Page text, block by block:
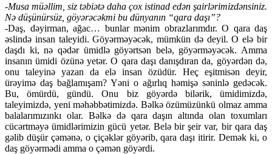
-Musa müəllim, siz təbiətə daha çox istinad edən şairlərimizdənsiniz.
Nə düşünürsüz, göyərəcəkmi bu dünyanın “qara daşı”?
-Daş, dəyirman, ağac… bunlar mənim obrazlarımdır. O qara daş
əslində insan taleyidi. Göyərməyəcək, mümkün də deyil. O elə bir
daşdı ki, nə qədər ümidlə göyərtsən belə, göyərməyəcək. Amma
insanın ümidi özünə yetər. O qara daşı danışdıran da, göyərdən də,
onu taleyinə yazan da elə insan özüdür. Heç eşitmisən deyir,
ürəyimə daş bağlamışam? Yəni o ağırlıq həmişə səninlə gedəcək.
Bu, ömürdü, gündü. Onu biz göyərdə bilərik, ümidimizdə,
taleyimizdə, yeni məhəbbətimizdə. Bəlkə özümüzünkü olmaz amma
balalarımızınkı olar. Bəlkə də qara daşın altında olan toxumları
cücərtməyə ümidlərimizin gücü yetər. Belə bir şeir var, bir qara daş
gəlib düşür çəmənə, o çiçəklər göyərib, qara daşı itirir. Demək ki, o
daş göyərmədi amma o çəmən göyərdi.